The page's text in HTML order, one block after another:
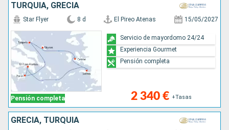
TURQUÍA, GRECIA
Pensión completa
Star Flyer 8 d El Pireo Atenas 15/05/2027
2 340 € +Tasas
Servicio de mayordomo 24/24
Experiencia Gourmet
Pensión completa
GRECIA, TURQUÍA